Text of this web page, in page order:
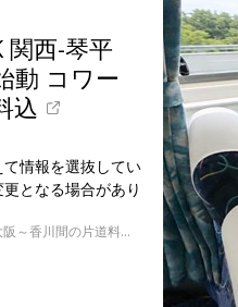
関西-琴平
動 コワー
込
情報を選抜してい
となる場合があり
3～5月まで運行休止、6/1に再始動 ※表示は大阪～香川間の片道料金です